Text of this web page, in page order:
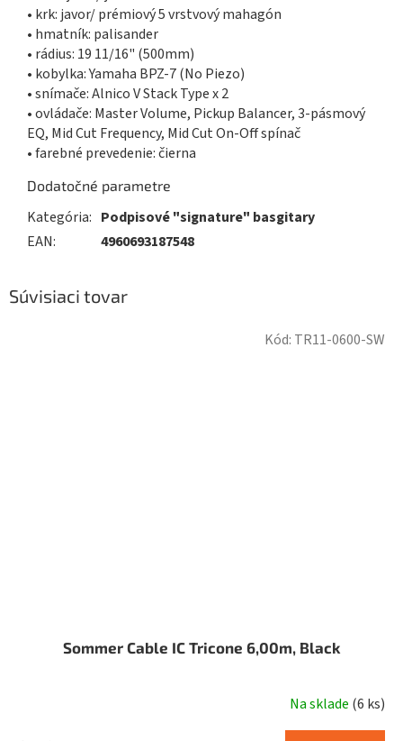
• krk: javor/ prémiový 5 vrstvový mahagón
• hmatník: palisander
• rádius: 19 11/16" (500mm)
• kobylka: Yamaha BPZ-7 (No Piezo)
• snímače: Alnico V Stack Type x 2
• ovládače: Master Volume, Pickup Balancer, 3-pásmový
EQ, Mid Cut Frequency, Mid Cut On-Off spínač
• farebné prevedenie: čierna
Dodatočné parametre
Kategória: Podpisové "signature" basgitary
EAN: 4960693187548
Súvisiaci tovar
Sommer Cable IC Tricone 6,00m, Black
Na sklade (6 ks)
Kód: TR11-0600-SW